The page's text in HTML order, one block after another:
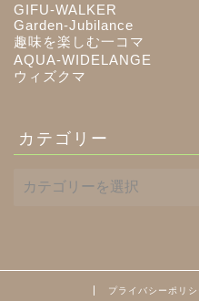
GIFU-WALKER
Garden-Jubilance
趣味を楽しむ一コマ
AQUA-WIDELANGE
ウィズクマ
カテゴリー
プライバシーポリシ